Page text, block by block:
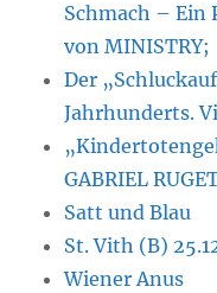
Schmach – Ein
von MINISTRY;
Der
Jahrhunderts.
GABRIEL
Satt und Blau
St. Vith (B)
Wiener Anus